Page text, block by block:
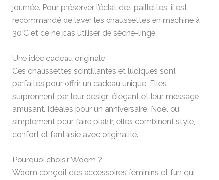
journée. Pour préserver l’éclat des paillettes, il est
recommandé de laver les chaussettes en machine à
30°C et de ne pas utiliser de sèche-linge.
Une idée cadeau originale
Ces chaussettes scintillantes et ludiques sont
parfaites pour offrir un cadeau unique. Elles
surprennent par leur design élégant et leur message
amusant. Idéales pour un anniversaire, Noël ou
simplement pour faire plaisir, elles combinent style,
confort et fantaisie avec originalité.
Pourquoi choisir Woom ?
Woom conçoit des accessoires féminins et fun qui